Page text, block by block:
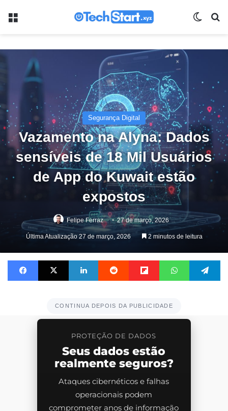
Menu
Segurança Digital
Vazamento na Alyna: Dados
sensíveis de 18 Mil Usuários
de App do Kuwait estão
expostos
Felipe Ferraz 27 de março, 2026
Última Atualização 27 de março, 2026 2 minutos de leitura
Facebook X Linkedin Reddit Flipboard WhatsApp
CONTINUA DEPOIS DA PUBLICIDADE
PROTEÇÃO DE DADOS
Seus dados estão
realmente seguros?
Ataques cibernéticos e falhas
operacionais podem
comprometer anos de informação